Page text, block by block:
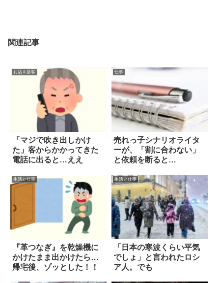
関連記事
お店＆接客
「マジで吹き出しかけ
た」客からかかってきた
電話に出ると…ええ
仕事
売れっ子シナリオライタ
ーが、「割に合わない」
と依頼を断ると…
生活と仕事
『革つなぎ』を乾燥機に
かけたまま出かけたら…
帰宅後、ゾッとした！！
生活と仕事
「日本の寒波くらい平気
でしょ」と言われたロシ
ア人。でも